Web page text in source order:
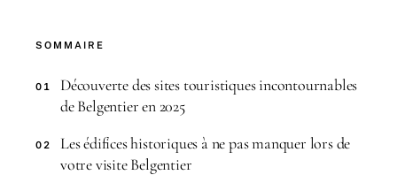
SOMMAIRE
01
Découverte des sites touristiques incontournables
de Belgentier en 2025
02
Les édifices historiques à ne pas manquer lors de
votre visite Belgentier